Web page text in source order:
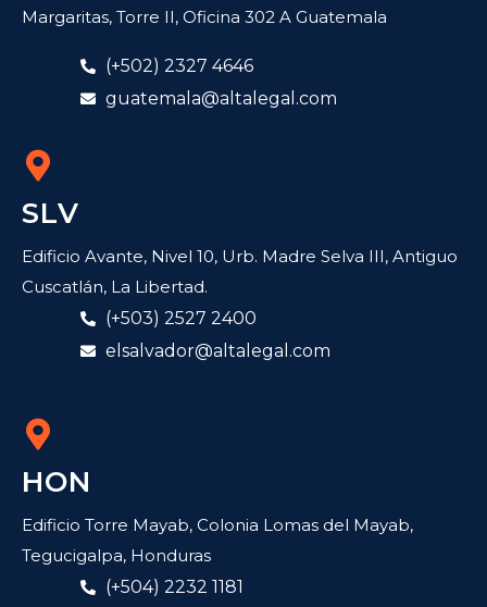
Margaritas, Torre II, Oficina 302 A Guatemala
(+502) 2327 4646
guatemala@altalegal.com
SLV
Edificio Avante, Nivel 10, Urb. Madre Selva III, Antiguo
Cuscatlán, La Libertad.
(+503) 2527 2400
elsalvador@altalegal.com
HON
Edificio Torre Mayab, Colonia Lomas del Mayab,
Tegucigalpa, Honduras
(+504) 2232 1181